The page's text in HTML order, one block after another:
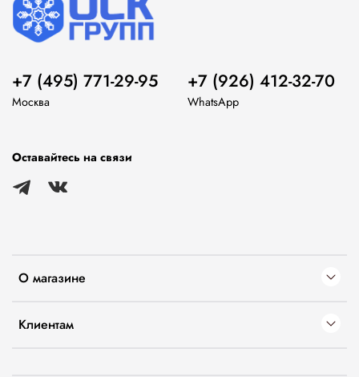
О магазине
Клиентам
+7 (495) 771-29-95
Москва
+7 (926) 412-32-70
WhatsApp
Оставайтесь на связи